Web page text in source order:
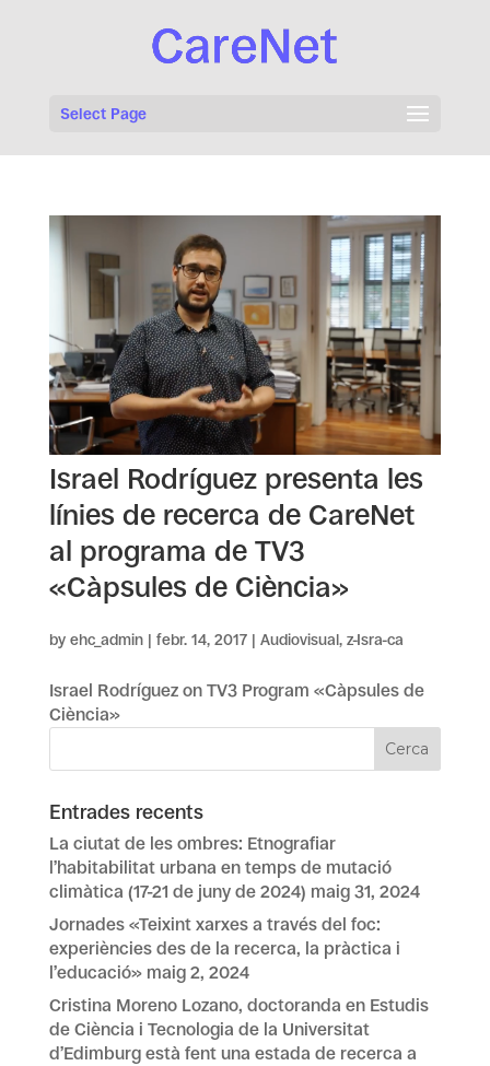
Select Page
Israel Rodríguez presenta les
línies de recerca de CareNet
al programa de TV3
«Càpsules de Ciència»
by ehc_admin| febr. 14, 2017| Audiovisual, z-Isra-ca
Israel Rodríguez on TV3 Program «Càpsules de
Ciència»
Entrades recents
La ciutat de les ombres: Etnografiar
l’habitabilitat urbana en temps de mutació
climàtica (17-21 de juny de 2024) maig 31, 2024
Jornades «Teixint xarxes a través del foc:
experiències des de la recerca, la pràctica i
l’educació» maig 2, 2024
Cristina Moreno Lozano, doctoranda en Estudis
de Ciència i Tecnologia de la Universitat
d’Edimburg està fent una estada de recerca a